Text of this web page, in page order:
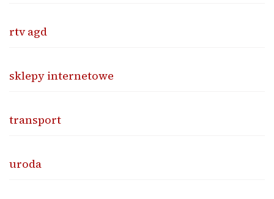
rtv agd
sklepy internetowe
transport
uroda